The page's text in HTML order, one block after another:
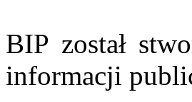
BIP został
informacji